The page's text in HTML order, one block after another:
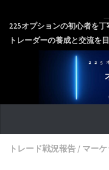
225オプションの初心者を丁
トレーダーの養成と交流を
home
トレード戦況報告 / マー